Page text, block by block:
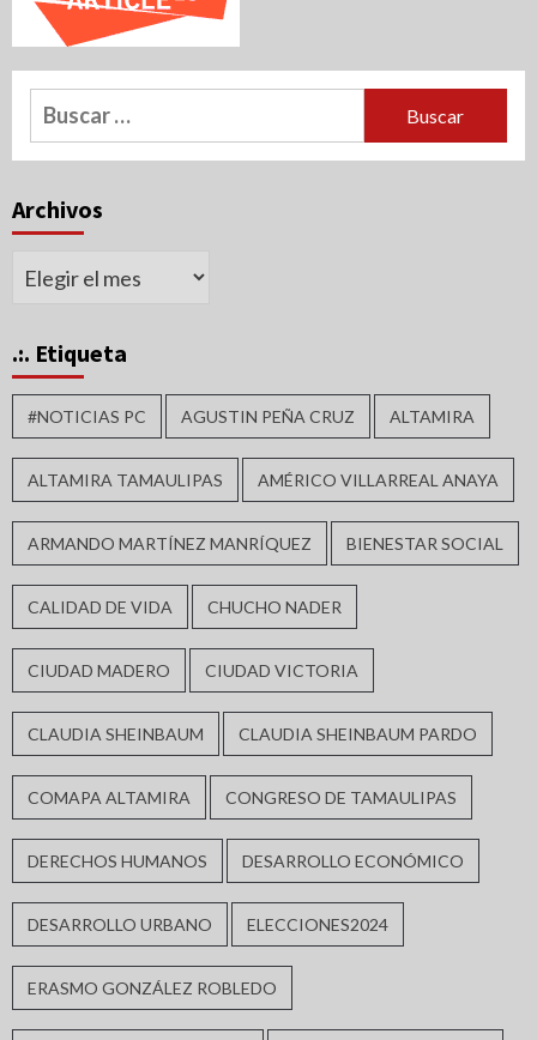
Buscar:
Archivos
Archivos
.:. Etiqueta
#NOTICIAS PC AGUSTIN PEÑA CRUZ ALTAMIRA
ALTAMIRA TAMAULIPAS AMÉRICO VILLARREAL ANAYA
ARMANDO MARTÍNEZ MANRÍQUEZ BIENESTAR SOCIAL
CALIDAD DE VIDA CHUCHO NADER
CIUDAD MADERO CIUDAD VICTORIA
CLAUDIA SHEINBAUM CLAUDIA SHEINBAUM PARDO
COMAPA ALTAMIRA CONGRESO DE TAMAULIPAS
DERECHOS HUMANOS DESARROLLO ECONÓMICO
DESARROLLO URBANO ELECCIONES2024
ERASMO GONZÁLEZ ROBLEDO